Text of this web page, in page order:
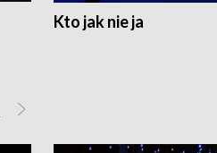
Kto jak nie ja